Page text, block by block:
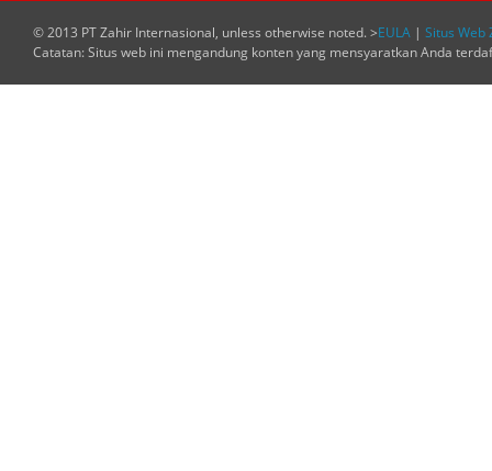
© 2013 PT Zahir Internasional, unless otherwise noted. >EULA | Situs Web
Catatan: Situs web ini mengandung konten yang mensyaratkan Anda